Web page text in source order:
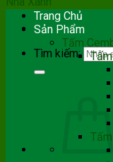
Tìm kiếm:
Trang Chủ
Sản Phẩm
Tấm